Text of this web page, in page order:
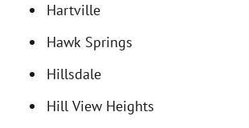
Hartville
Hawk Springs
Hillsdale
Hill View Heights